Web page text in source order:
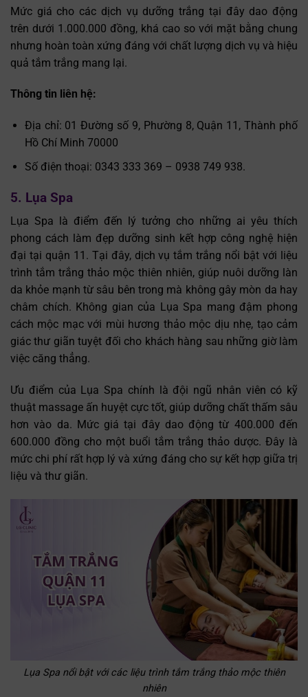
Mức giá cho các dịch vụ dưỡng trắng tại đây dao động
trên dưới 1.000.000 đồng, khá cao so với mặt bằng chung
nhưng hoàn toàn xứng đáng với chất lượng dịch vụ và hiệu
quả tắm trắng mang lại.
Thông tin liên hệ:
Địa chỉ: 01 Đường số 9, Phường 8, Quận 11, Thành phố
Hồ Chí Minh 70000
Số điện thoại: 0343 333 369 – 0938 749 938.
5. Lụa Spa
Lụa Spa là điểm đến lý tưởng cho những ai yêu thích
phong cách làm đẹp dưỡng sinh kết hợp công nghệ hiện
đại tại quận 11. Tại đây, dịch vụ tắm trắng nổi bật với liệu
trình tắm trắng thảo mộc thiên nhiên, giúp nuôi dưỡng làn
da khỏe mạnh từ sâu bên trong mà không gây mòn da hay
châm chích. Không gian của Lụa Spa mang đậm phong
cách mộc mạc với mùi hương thảo mộc dịu nhẹ, tạo cảm
giác thư giãn tuyệt đối cho khách hàng sau những giờ làm
việc căng thẳng.
Ưu điểm của Lụa Spa chính là đội ngũ nhân viên có kỹ
thuật massage ấn huyệt cực tốt, giúp dưỡng chất thấm sâu
hơn vào da. Mức giá tại đây dao động từ 400.000 đến
600.000 đồng cho một buổi tắm trắng thảo dược. Đây là
mức chi phí rất hợp lý và xứng đáng cho sự kết hợp giữa trị
liệu và thư giãn.
Lụa Spa nổi bật với các liệu trình tắm trắng thảo mộc thiên
nhiên